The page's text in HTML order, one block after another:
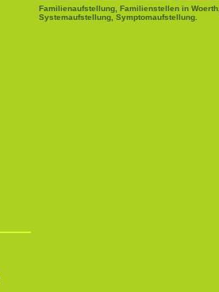
Familienaufstellung, Familienstellen in Woerth,
Systemaufstellung, Symptomaufstellung.